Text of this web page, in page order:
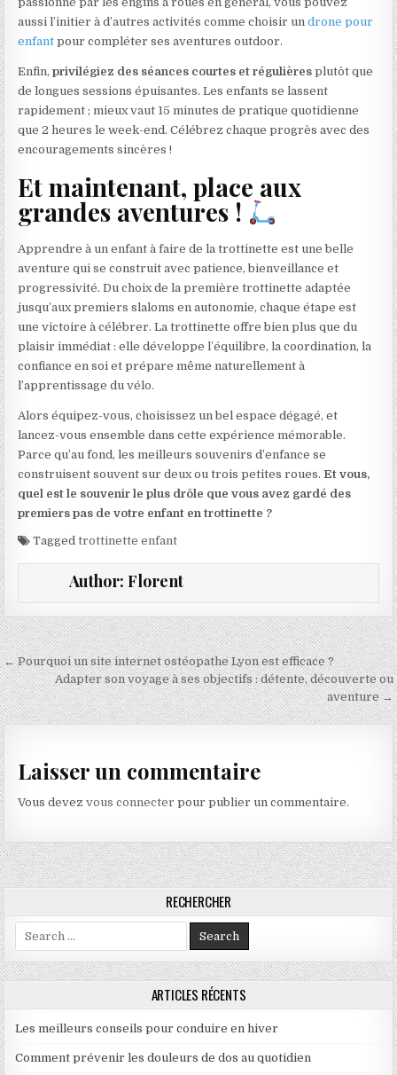
aussi l’initier à d’autres activités comme choisir undrone pour
enfant pour compléter ses aventures outdoor.
Enfin,privilégiez des séances courtes et régulières plutôt que
de longues sessions épuisantes. Les enfants se lassent
rapidement ; mieux vaut 15 minutes de pratique quotidienne
que 2 heures le week-end. Célébrez chaque progrès avec des
encouragements sincères !
Et maintenant, place aux
grandes aventures !
Apprendre à un enfant à faire de la trottinette est une belle
aventure qui se construit avec patience, bienveillance et
progressivité. Du choix de la première trottinette adaptée
jusqu’aux premiers slaloms en autonomie, chaque étape est
une victoire à célébrer. La trottinette offre bien plus que du
plaisir immédiat : elle développe l’équilibre, la coordination, la
confiance en soi et prépare même naturellement à
l’apprentissage du vélo.
Alors équipez-vous, choisissez un bel espace dégagé, et
lancez-vous ensemble dans cette expérience mémorable.
Parce qu’au fond, les meilleurs souvenirs d’enfance se
construisent souvent sur deux ou trois petites roues.Et vous,
quel est le souvenir le plus drôle que vous avez gardé des
premiers pas de votre enfant en trottinette ?
Taggedtrottinette enfant
Author: Florent
Navigation de l’article
← Pourquoi un site internet ostéopathe Lyon est efficace ?
Adapter son voyage à ses objectifs : détente, découverte ou
aventure →
Laisser un commentaire
Vous devezvous connecter pour publier un commentaire.
RECHERCHER
Search for:
ARTICLES RÉCENTS
Les meilleurs conseils pour conduire en hiver
Comment prévenir les douleurs de dos au quotidien